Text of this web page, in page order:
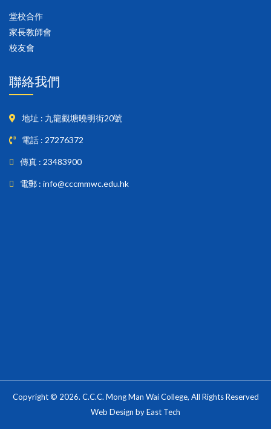
堂校合作
家長教師會
校友會
聯絡我們
地址 : 九龍觀塘曉明街20號
電話 : 27276372
傳真 : 23483900
電郵 : info@cccmmwc.edu.hk
Copyright © 2026. C.C.C. Mong Man Wai College, All Rights Reserved
Web Design byEast Tech